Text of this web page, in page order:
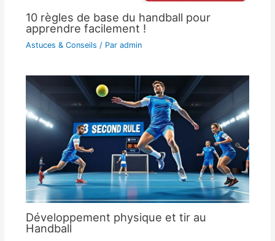
10 règles de base du handball pour
apprendre facilement !
Astuces & Conseils / Par admin
Développement physique et tir au
Handball